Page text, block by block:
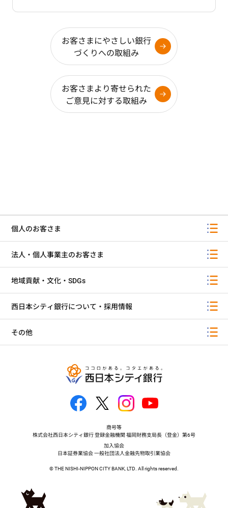
お客さまにやさしい銀行
づくりへの取組み
お客さまより寄せられた
ご意見に対する取組み
個人のお客さま
法人・個人事業主のお客さま
地域貢献・文化・SDGs
西日本シティ銀行について・採用情報
その他
商号等
株式会社西日本シティ銀行 登録金融機関 福岡財務支局長（登金）第6号
加入協会
日本証券業協会 一般社団法人金融先物取引業協会
© THE NISHI-NIPPON CITY BANK, LTD. All rights reserved.